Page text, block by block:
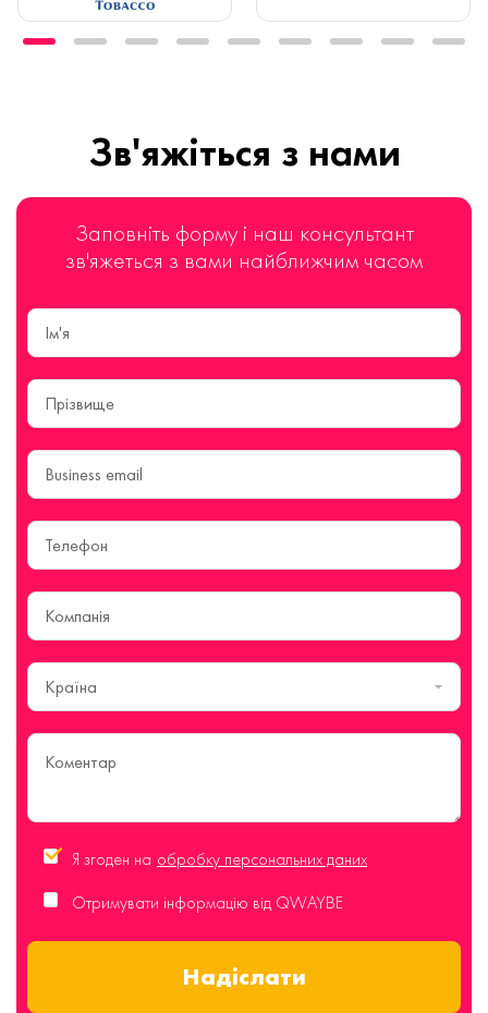
Зв'яжіться з нами
Заповніть форму і наш консультант
зв'яжеться з вами найближчим часом
Країна
Я згоден на обробку персональних даних
Отримувати інформацію від QWAYBE
Надіслати